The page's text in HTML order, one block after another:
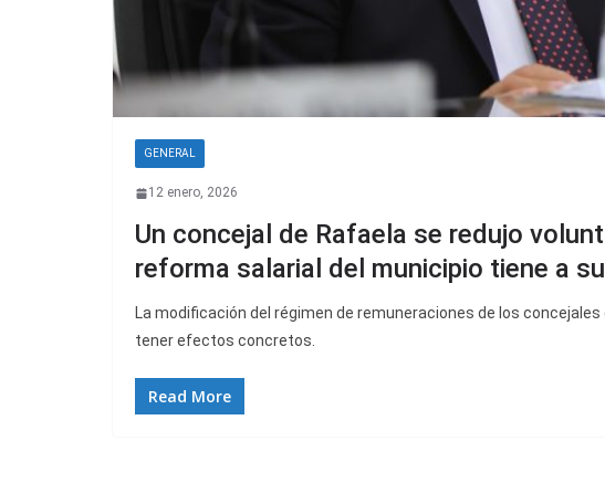
GENERAL
12 enero, 2026
Un concejal de Rafaela se redujo
reforma salarial del municipio tiene a
La modificación del régimen de remuneraciones de los
tener efectos concretos.
Read More